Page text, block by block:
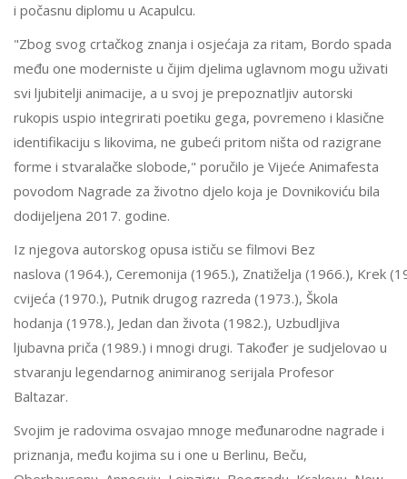
i počasnu diplomu u Acapulcu.
"Zbog svog crtačkog znanja i osjećaja za ritam, Bordo spada
među one moderniste u čijim djelima uglavnom mogu uživati
svi ljubitelji animacije, a u svoj je prepoznatljiv autorski
rukopis uspio integrirati poetiku gega, povremeno i klasične
identifikaciju s likovima, ne gubeći pritom ništa od razigrane
forme i stvaralačke slobode," poručilo je Vijeće Animafesta
povodom Nagrade za životno djelo koja je Dovnikoviću bila
dodijeljena 2017. godine.
Iz njegova autorskog opusa ističu se filmovi Bez
naslova (1964.), Ceremonija (1965.), Znatiželja (1966.), Krek
cvijeća (1970.), Putnik drugog razreda (1973.), Škola
hodanja (1978.), Jedan dan života (1982.), Uzbudljiva
ljubavna priča (1989.) i mnogi drugi. Također je sudjelovao u
stvaranju legendarnog animiranog serijala Profesor
Baltazar.
Svojim je radovima osvajao mnoge međunarodne nagrade i
priznanja, među kojima su i one u Berlinu, Beču,